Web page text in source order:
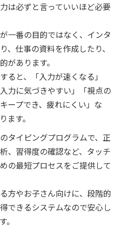
は必ずと言っていいほど必要
一番の目的ではなく、インタ
、仕事の資料を作成したり、
があります。
ると、「入力が速くなる」
力に気づきやすい」「視点の
ープでき、疲れにくい」な
ます。
タイピングプログラムで、正
、習得度の確認など、タッチ
の最短プロセスをご提供して
方やお子さん向けに、段階的
できるシステムなので安心し